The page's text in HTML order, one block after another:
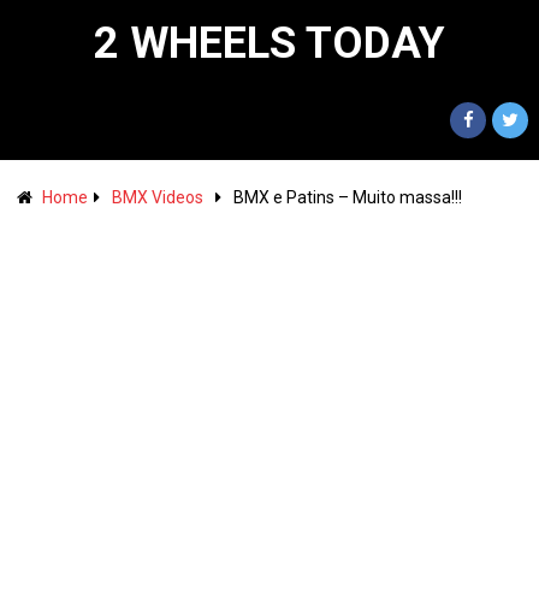
2 WHEELS TODAY
Home BMX Videos BMX e Patins – Muito massa!!!